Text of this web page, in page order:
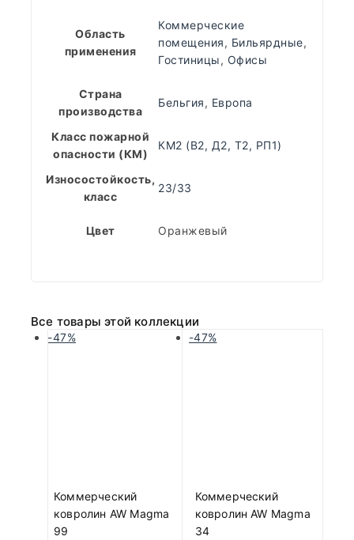
Область
применения
Коммерческие
помещения, Бильярдные,
Гостиницы, Офисы
Страна
производства
Бельгия, Европа
Класс пожарной
опасности (КМ)
КМ2 (В2, Д2, Т2, РП1)
Износостойкость,
класс
23/33
Цвет Оранжевый
Все товары этой коллекции
-47%
Коммерческий
ковролин AW Magma
99
-47%
Коммерческий
ковролин AW Magma
34